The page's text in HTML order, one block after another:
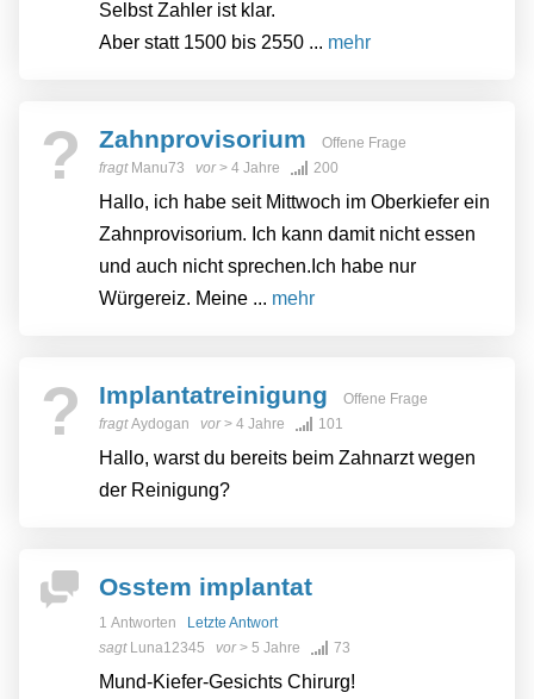
Selbst Zahler ist klar.
Aber statt 1500 bis 2550 ... mehr
? Zahnprovisorium
Offene Frage
fragt Manu73 vor> 4 Jahre 200
Hallo, ich habe seit Mittwoch im Oberkiefer ein
Zahnprovisorium. Ich kann damit nicht essen
und auch nicht sprechen.Ich habe nur
Würgereiz. Meine ... mehr
? Implantatreinigung
Offene Frage
fragtAydogan vor> 4 Jahre 101
Hallo, warst du bereits beim Zahnarzt wegen
der Reinigung?
Osstem implantat
1 Antworten
Letzte Antwort
sagt Luna12345 vor> 5 Jahre 73
Mund-Kiefer-Gesichts Chirurg!